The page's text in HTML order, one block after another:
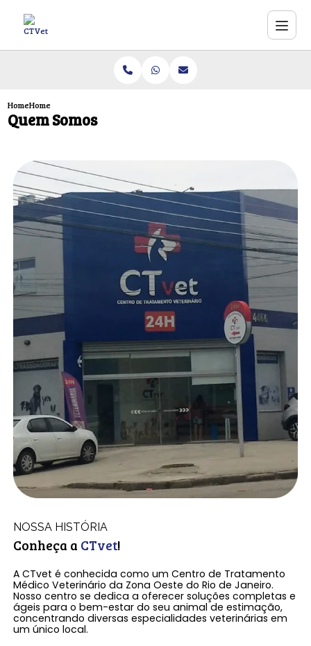
HomeHome
Quem Somos
NOSSA HISTÓRIA
Conheça a CTvet!
A CTvet é conhecida como um Centro de Tratamento
Médico Veterinário da Zona Oeste do Rio de Janeiro.
Nosso centro se dedica a oferecer soluções completas e
ágeis para o bem-estar do seu animal de estimação,
concentrando diversas especialidades veterinárias em
um único local.